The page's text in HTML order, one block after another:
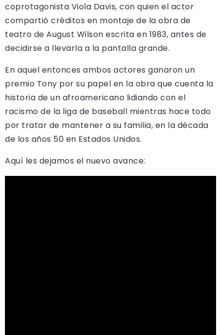
coprotagonista Viola Davis, con quien el actor
compartió créditos en montaje de la obra de
teatro de August Wilson escrita en 1983, antes de
decidirse a llevarla a la pantalla grande.
En aquel entonces ambos actores ganaron un
premio Tony por su papel en la obra que cuenta la
historia de un afroamericano lidiando con el
racismo de la liga de baseball mientras hace todo
por tratar de mantener a su familia, en la década
de los años 50 en Estados Unidos.
Aquí les dejamos el nuevo avance: